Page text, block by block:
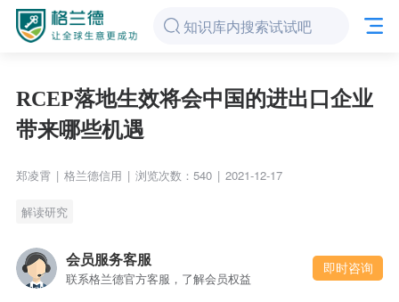
RCEP落地生效将会中国的进出口企业
带来哪些机遇
郑凌霄 | 格兰德信用 | 浏览次数：540 | 2021-12-17
解读研究
会员服务客服
联系格兰德官方客服，了解会员权益
即时咨询